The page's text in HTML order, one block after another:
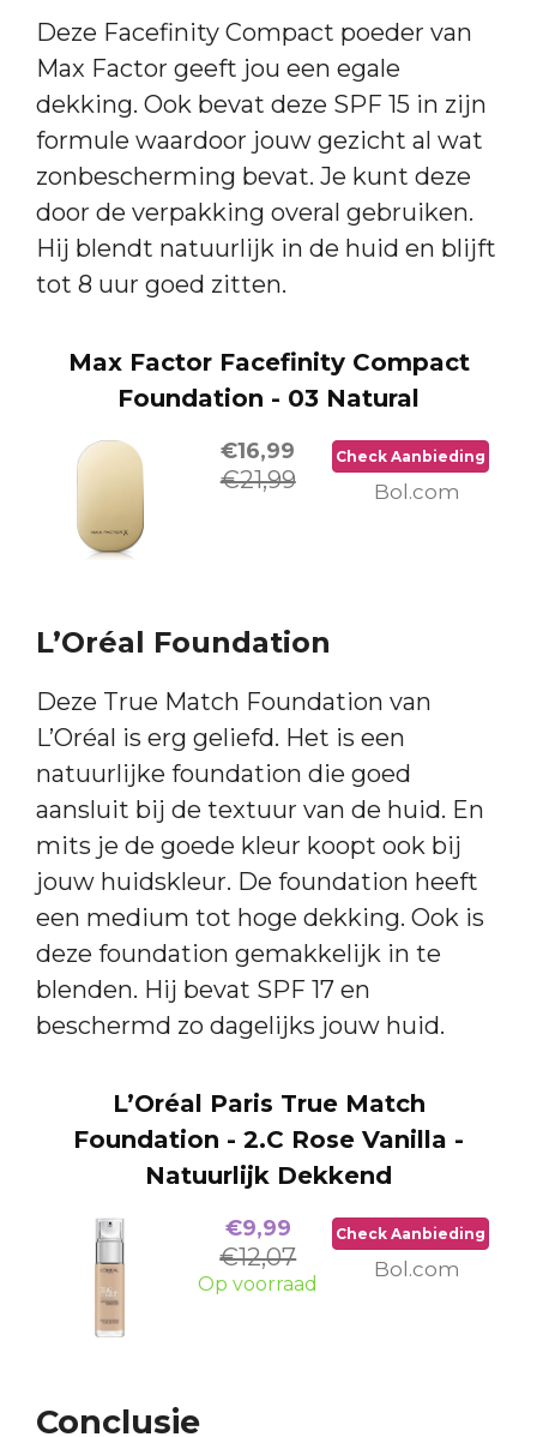
Deze Facefinity Compact poeder van
Max Factor geeft jou een egale
dekking. Ook bevat deze SPF 15 in zijn
formule waardoor jouw gezicht al wat
zonbescherming bevat. Je kunt deze
door de verpakking overal gebruiken.
Hij blendt natuurlijk in de huid en blijft
tot 8 uur goed zitten.
Max Factor Facefinity Compact
Foundation - 03 Natural
€16,99
€21,99
Check Aanbieding
Bol.com
L’Oréal Foundation
Deze True Match Foundation van
L’Oréal is erg geliefd. Het is een
natuurlijke foundation die goed
aansluit bij de textuur van de huid. En
mits je de goede kleur koopt ook bij
jouw huidskleur. De foundation heeft
een medium tot hoge dekking. Ook is
deze foundation gemakkelijk in te
blenden. Hij bevat SPF 17 en
beschermd zo dagelijks jouw huid.
L’Oréal Paris True Match
Foundation - 2.C Rose Vanilla -
Natuurlijk Dekkend
€9,99
€12,07
Op voorraad
Check Aanbieding
Bol.com
Conclusie